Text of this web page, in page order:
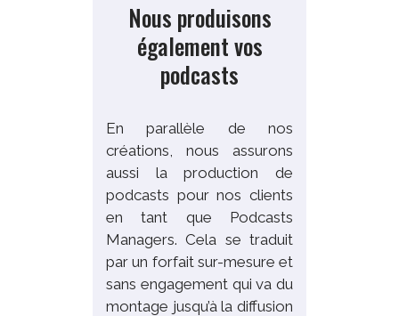
Nous produisons
également vos
podcasts
En parallèle de nos
créations, nous assurons
aussi la production de
podcasts pour nos clients
en tant que Podcasts
Managers. Cela se traduit
par un forfait sur-mesure et
sans engagement qui va du
montage jusqu’à la diffusion